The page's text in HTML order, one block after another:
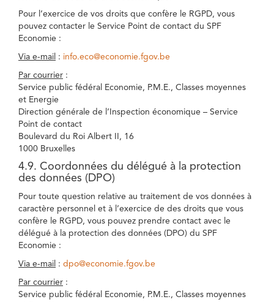
Pour l’exercice de vos droits que confère le RGPD, vous
pouvez contacter le Service Point de contact du SPF
Economie :
Via e-mail : info.eco@economie.fgov.be
Par courrier :
Service public fédéral Economie, P.M.E., Classes moyennes
et Energie
Direction générale de l’Inspection économique – Service
Point de contact
Boulevard du Roi Albert II, 16
1000 Bruxelles
4.9. Coordonnées du délégué à la protection
des données (DPO)
Pour toute question relative au traitement de vos données à
caractère personnel et à l’exercice de des droits que vous
confère le RGPD, vous pouvez prendre contact avec le
délégué à la protection des données (DPO) du SPF
Economie :
Via e-mail : dpo@economie.fgov.be
Par courrier :
Service public fédéral Economie, P.M.E., Classes moyennes